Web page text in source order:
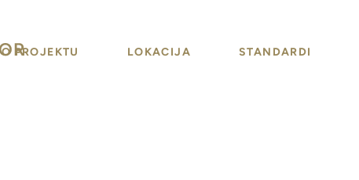
O PROJEKTU LOKACIJA STANDARDI